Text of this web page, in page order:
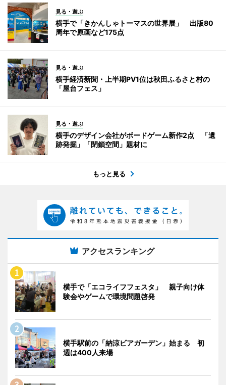
見る・遊ぶ
横手で「きかんしゃトーマスの世界展」 出版80
周年で原画など175点
見る・遊ぶ
横手経済新聞・上半期PV1位は秋田ふるさと村の
「屋台フェス」
見る・遊ぶ
横手のデザイン会社がボードゲーム新作2点 「遺
跡発掘」「閉鎖空間」題材に
もっと見る
アクセスランキング
横手で「エコライフフェスタ」 親子向け体
験会やゲームで環境問題啓発
横手駅前の「納涼ビアガーデン」始まる 初
週は400人来場